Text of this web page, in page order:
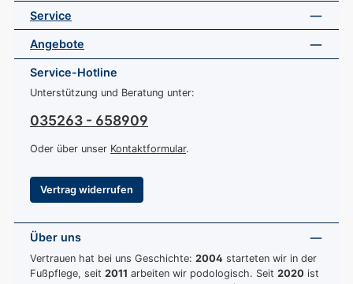
Service
Angebote
Service-Hotline
Unterstützung und Beratung unter:
035263 - 658909
Oder über unser Kontaktformular.
Vertrag widerrufen
Über uns
Vertrauen hat bei uns Geschichte: 2004 starteten wir in der
Fußpflege, seit 2011 arbeiten wir podologisch. Seit 2020 ist